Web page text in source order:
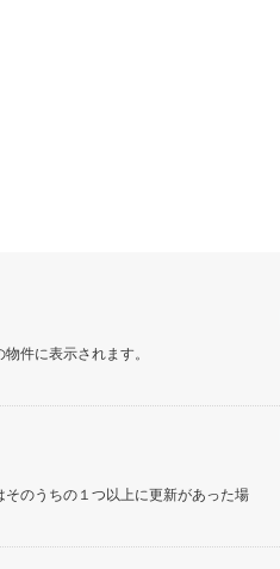
件に表示されます。
のうちの１つ以上に更新があった場